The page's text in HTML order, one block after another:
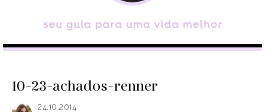
10-23-achados-renner
24.10.2014